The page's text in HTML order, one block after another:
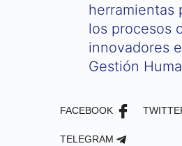
herramientas
los procesos
innovadores
Gestión
FACEBOOK
TELEGRAM